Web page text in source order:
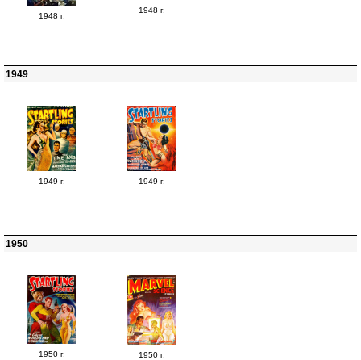
1948 г.
1948 г.
1949
1949 г. 1949 г.
1950
1950 г. 1950 г.